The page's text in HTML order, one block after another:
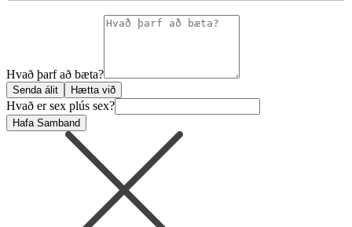
Hvað þarf að bæta?
Senda álit Hætta við
Hvað er sex plús sex?
Hafa Samband